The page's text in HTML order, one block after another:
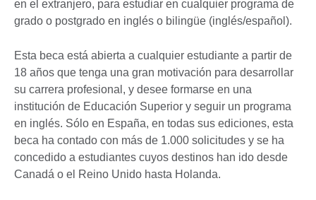
en el extranjero, para estudiar en cualquier programa de
grado o postgrado en inglés o bilingüe (inglés/español).
Esta beca está abierta a cualquier estudiante a partir de
18 años que tenga una gran motivación para desarrollar
su carrera profesional, y desee formarse en una
institución de Educación Superior y seguir un programa
en inglés. Sólo en España, en todas sus ediciones, esta
beca ha contado con más de 1.000 solicitudes y se ha
concedido a estudiantes cuyos destinos han ido desde
Canadá o el Reino Unido hasta Holanda.